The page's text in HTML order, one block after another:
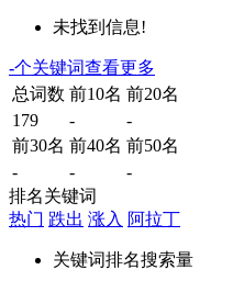
未找到信息!
-个关键词查看更多
总词数 前10名 前20名
179
-
-
前30名 前40名 前50名
-
-
-
排名关键词
热门 跌出 涨入 阿拉丁
关键词排名搜索量